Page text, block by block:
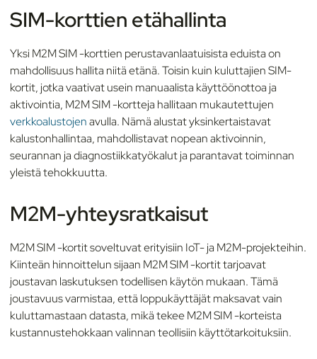
SIM-korttien etähallinta
Yksi M2M SIM -korttien perustavanlaatuisista eduista on
mahdollisuus hallita niitä etänä. Toisin kuin kuluttajien SIM-
kortit, jotka vaativat usein manuaalista käyttöönottoa ja
aktivointia, M2M SIM -kortteja hallitaan mukautettujen
verkkoalustojenavulla. Nämä alustat yksinkertaistavat
kalustonhallintaa, mahdollistavat nopean aktivoinnin,
seurannan ja diagnostiikkatyökalut ja parantavat toiminnan
yleistä tehokkuutta.
M2M-yhteysratkaisut
M2M SIM -kortit soveltuvat erityisiin IoT- ja M2M-projekteihin.
Kiinteän hinnoittelun sijaan M2M SIM -kortit tarjoavat
joustavan laskutuksen todellisen käytön mukaan. Tämä
joustavuus varmistaa, että loppukäyttäjät maksavat vain
kuluttamastaan datasta, mikä tekee M2M SIM -korteista
kustannustehokkaan valinnan teollisiin käyttötarkoituksiin.